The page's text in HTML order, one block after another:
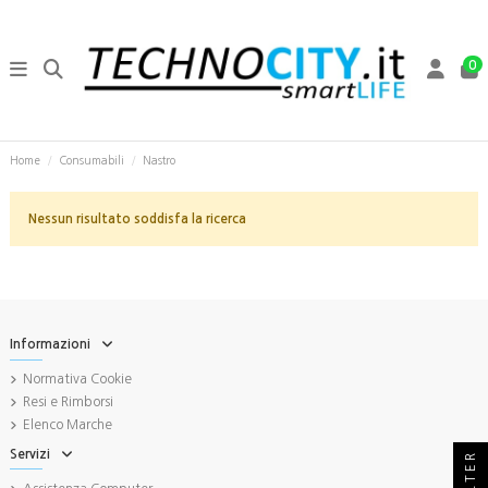
0
Home Consumabili Nastro
Nessun risultato soddisfa la ricerca
Informazioni
Normativa Cookie
Resi e Rimborsi
Elenco Marche
Servizi